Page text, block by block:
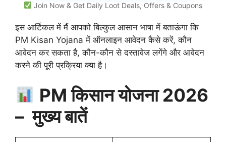
Join Now & Get Daily Loot Deals, Offers & Coupons
इस आर्टिकल में मैं आपको बिल्कुल आसान भाषा में बताऊंगा कि
PM Kisan Yojana में ऑनलाइन आवेदन कैसे करें, कौन
आवेदन कर सकता है, कौन-कौन से दस्तावेज लगेंगे और आवेदन
करने की पूरी प्रक्रिया क्या है।
PM किसान योजना 2026
– मुख्य बातें